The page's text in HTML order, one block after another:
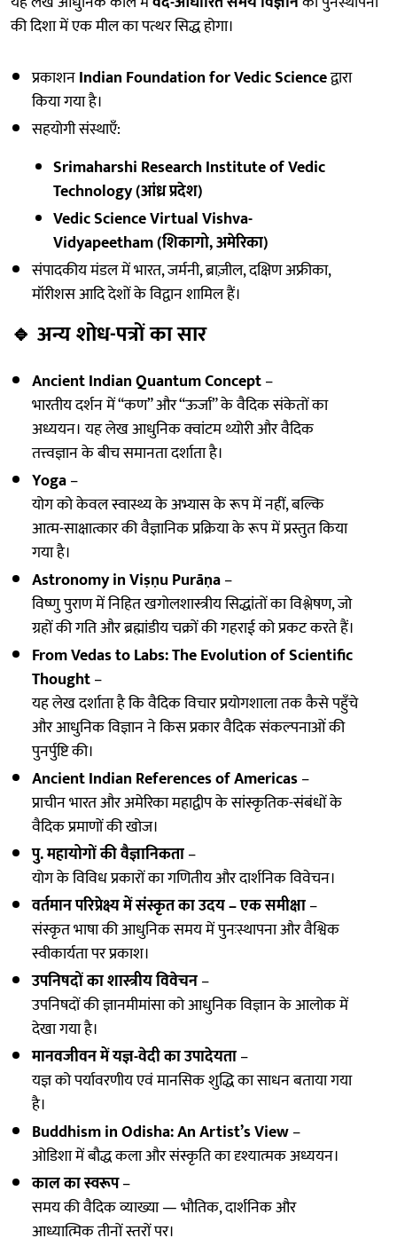
की दिशा में एक मील का पत्थर सिद्ध होगा।
प्रकाशनIndian Foundation for Vedic Scienceद्वारा
किया गया है।
सहयोगी संस्थाएँ:
Srimaharshi Research Institute of Vedic
Technology (आंध्र प्रदेश)
Vedic Science Virtual Vishva-
Vidyapeetham (शिकागो, अमेरिका)
संपादकीय मंडल में भारत, जर्मनी, ब्राज़ील, दक्षिण अफ्रीका,
मॉरीशस आदि देशों के विद्वान शामिल हैं।
🔹 अन्य शोध-पत्रों का सार
Ancient Indian Quantum Concept–
भारतीय दर्शन में “कण” और “ऊर्जा” के वैदिक संकेतों का
अध्ययन। यह लेख आधुनिक क्वांटम थ्योरी और वैदिक
तत्त्वज्ञान के बीच समानता दर्शाता है।
Yoga–
योग को केवल स्वास्थ्य के अभ्यास के रूप में नहीं, बल्कि
आत्म-साक्षात्कार की वैज्ञानिक प्रक्रिया के रूप में प्रस्तुत किया
गया है।
Astronomy in Viṣṇu Purāṇa–
विष्णु पुराण में निहित खगोलशास्त्रीय सिद्धांतों का विश्लेषण, जो
ग्रहों की गति और ब्रह्मांडीय चक्रों की गहराई को प्रकट करते हैं।
From Vedas to Labs: The Evolution of Scientific
Thought–
यह लेख दर्शाता है कि वैदिक विचार प्रयोगशाला तक कैसे पहुँचे
और आधुनिक विज्ञान ने किस प्रकार वैदिक संकल्पनाओं की
पुनर्पुष्टि की।
Ancient Indian References of Americas–
प्राचीन भारत और अमेरिका महाद्वीप के सांस्कृतिक-संबंधों के
वैदिक प्रमाणों की खोज।
पु. महायोगों की वैज्ञानिकता–
योग के विविध प्रकारों का गणितीय और दार्शनिक विवेचन।
वर्तमान परिप्रेक्ष्य में संस्कृत का उदय – एक समीक्षा–
संस्कृत भाषा की आधुनिक समय में पुनःस्थापना और वैश्विक
स्वीकार्यता पर प्रकाश।
उपनिषदों का शास्त्रीय विवेचन–
उपनिषदों की ज्ञानमीमांसा को आधुनिक विज्ञान के आलोक में
देखा गया है।
मानवजीवन में यज्ञ-वेदी का उपादेयता–
यज्ञ को पर्यावरणीय एवं मानसिक शुद्धि का साधन बताया गया
है।
Buddhism in Odisha: An Artist’s View–
ओडिशा में बौद्ध कला और संस्कृति का दृश्यात्मक अध्ययन।
काल का स्वरूप–
समय की वैदिक व्याख्या — भौतिक, दार्शनिक और
आध्यात्मिक तीनों स्तरों पर।